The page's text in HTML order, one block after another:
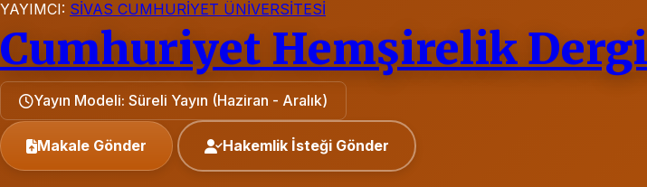
YAYIMCI: SİVAS CUMHURİYET ÜNİVERSİTESİ
Cumhuriyet Hemşirelik
Yayın Modeli: Süreli Yayın (Haziran - Aralık)
Makale Gönder Hakemlik İsteği Gönder